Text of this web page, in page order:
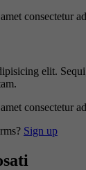
consectetur
elit.
consectetur
Sign up